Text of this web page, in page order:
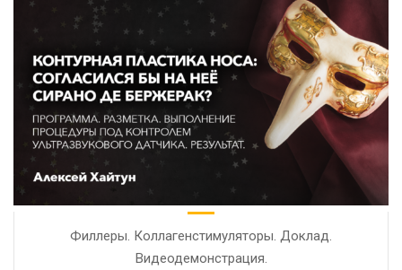
Филлеры. Коллагенстимуляторы. Доклад.
Видеодемонстрация.